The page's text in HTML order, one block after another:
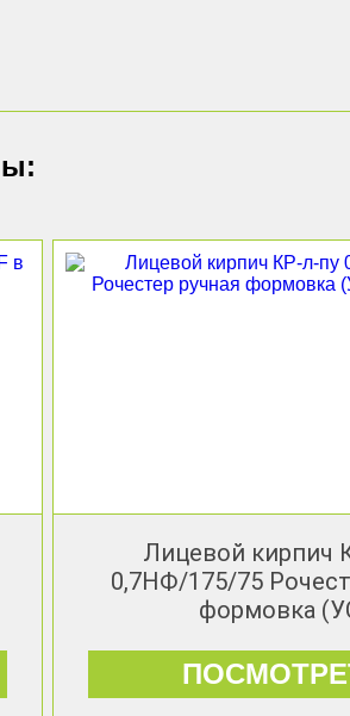
Лицевой кирпич КР-л-пу
0,7НФ/175/75
формовка